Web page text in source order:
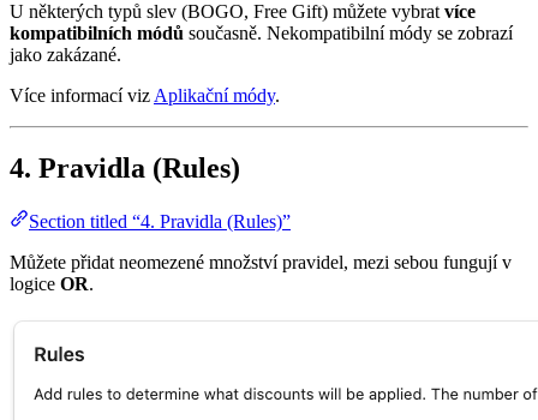
U některých typů slev (BOGO, Free Gift) můžete vybrat více
kompatibilních módů současně. Nekompatibilní módy se zobrazí
jako zakázané.
Více informací viz Aplikační módy.
4. Pravidla (Rules)
Section titled “4. Pravidla (Rules)”
Můžete přidat neomezené množství pravidel, mezi sebou fungují v
logice OR.